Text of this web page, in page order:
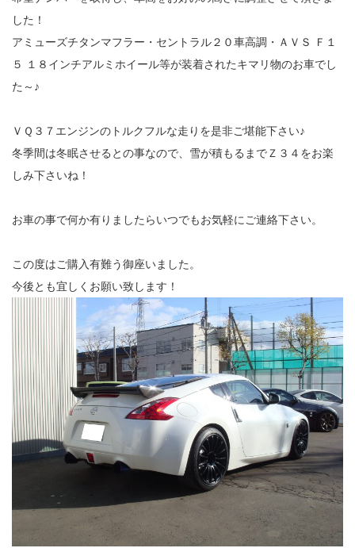
した！
アミューズチタンマフラー・セントラル２０車高調・ＡＶＳ Ｆ１
５ １８インチアルミホイール等が装着されたキマリ物のお車でし
た～♪
ＶＱ３７エンジンのトルクフルな走りを是非ご堪能下さい♪
冬季間は冬眠させるとの事なので、雪が積もるまでＺ３４をお楽
しみ下さいね！
お車の事で何か有りましたらいつでもお気軽にご連絡下さい。
この度はご購入有難う御座いました。
今後とも宜しくお願い致します！